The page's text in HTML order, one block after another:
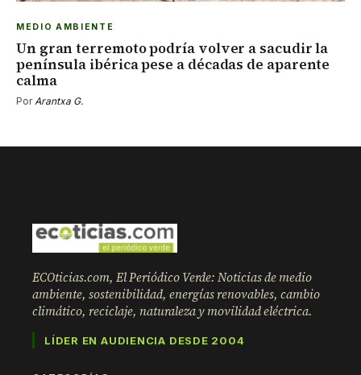
MEDIO AMBIENTE
Un gran terremoto podría volver a sacudir la
península ibérica pese a décadas de aparente
calma
PorArantxa G.
ECOticias.com, El Periódico Verde: Noticias de medio
ambiente, sostenibilidad, energías renovables, cambio
climático, reciclaje, naturaleza y movilidad eléctrica.
LÍDER EN AUDIENCIA DESDE 2004